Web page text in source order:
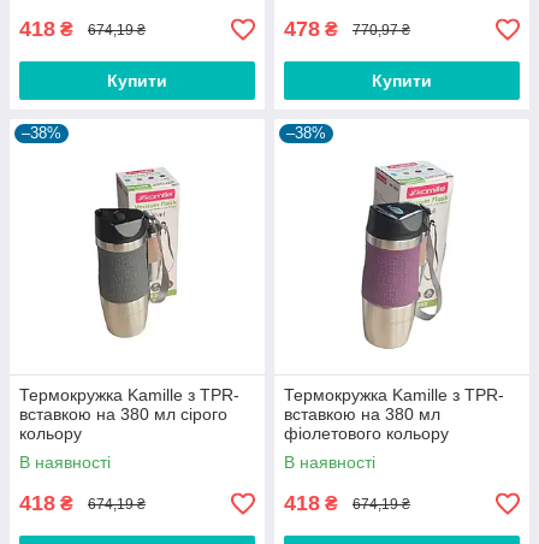
418 ₴ 674,19 ₴
Купити
478 ₴ 770,97 ₴
Купити
–38%
Термокружка Kamille з TPR-
вставкою на 380 мл сірого
кольору
В наявності
418 ₴ 674,19 ₴
–38%
Термокружка Kamille з TPR-
вставкою на 380 мл
фіолетового кольору
В наявності
418 ₴ 674,19 ₴